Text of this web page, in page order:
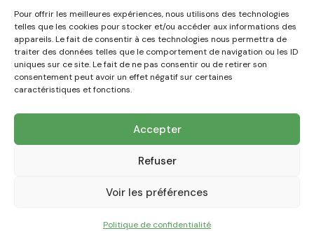
Pour offrir les meilleures expériences, nous utilisons des technologies
telles que les cookies pour stocker et/ou accéder aux informations des
appareils. Le fait de consentir à ces technologies nous permettra de
traiter des données telles que le comportement de navigation ou les ID
uniques sur ce site. Le fait de ne pas consentir ou de retirer son
consentement peut avoir un effet négatif sur certaines
caractéristiques et fonctions.
Accepter
Refuser
Voir les préférences
Politique de confidentialité